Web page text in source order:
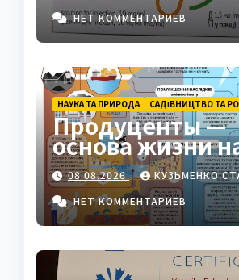
НЕТ КОММЕНТАРИЕВ
НАУКА ТА ПРИРОДА САДІВНИЦТВО ТА
Продуценты —
основа жизни
Земле: полный
08.08.2026
КУЗЬМЕНКО
НЕТ КОММЕНТАРИЕВ